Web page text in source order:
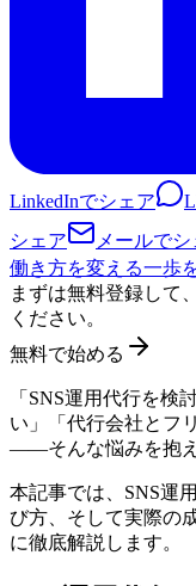
LinkedInでシェア
シェア
メールでシ
働き方を変える一歩
まずは無料登録して
ください。
無料で始める
「SNS運用代行を検
い」「代行会社とフ
——そんな悩みを抱え
本記事では、SNS運
び方、そして実際の
に徹底解説します。